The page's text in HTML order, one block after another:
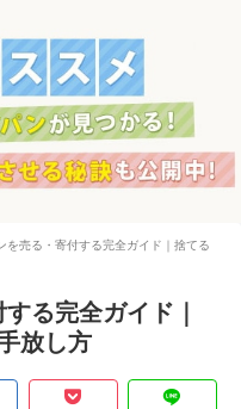
を売る・寄付する完全ガイド｜捨てる
る完全ガイド｜
放し方